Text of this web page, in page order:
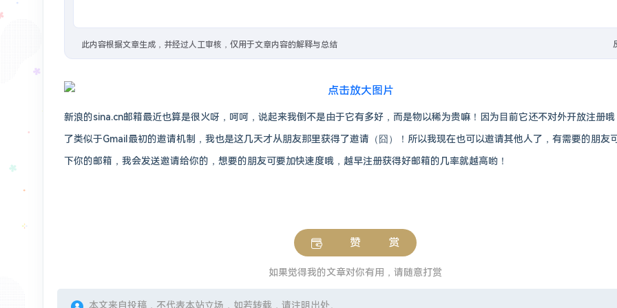
1年前：#开源 #建站/图床Foxel图床也是智能图库管理系统
2年前
2年前 #相册
2年前：#分享/资源 针对最近Vercel国内多地反应DNS解析跳反诈，分享个可用的中国DNS，我记得上次Vercel出问题就有这两个
此内容根据文章生成，并经过人工审核，仅用于文章内容的解释与总结
新浪的sina.cn邮箱最近也算是很火呀，呵呵，说起来我倒不是由于它有多好，而是物以稀为贵嘛！因为目前它还不对外开放注册
了类似于Gmail最初的邀请机制，我也是这几天才从朋友那里获得了邀请（囧）！所以我现在也可以邀请其他人了，有需要的朋友
下你的邮箱，我会发送邀请给你的，想要的朋友可要加快速度哦，越早注册获得好邮箱的几率就越高哟！
赞 赏
如果觉得我的文章对你有用，请随意打赏
本文来自投稿，不代表本站立场，如若转载，请注明出处。